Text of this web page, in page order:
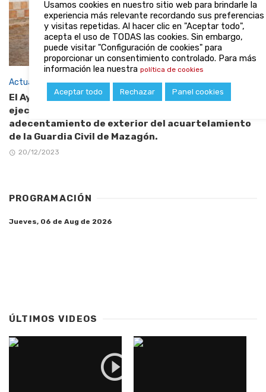
Actualidad
El Ayuntamiento de Palos de la Frontera está
ejecutando las obras correspondientes al
adecentamiento de exterior del acuartelamiento
de la Guardia Civil de Mazagón.
20/12/2023
PROGRAMACIÓN
Jueves, 06 de Aug de 2026
ÚLTIMOS VIDEOS
Usamos cookies en nuestro sitio web para brindarle la
experiencia más relevante recordando sus preferencias
y visitas repetidas. Al hacer clic en "Aceptar todo",
acepta el uso de TODAS las cookies. Sin embargo,
puede visitar "Configuración de cookies" para
proporcionar un consentimiento controlado. Para más
información lea nuestra política de cookies
Aceptar todo Rechazar Panel cookies